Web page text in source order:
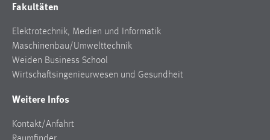
Fakultäten
Elektrotechnik, Medien und Informatik
Maschinenbau/Umwelttechnik
Weiden Business School
Wirtschaftsingenieurwesen und Gesundheit
Weitere Infos
Kontakt/Anfahrt
Anbieter:
Facebook
Zweck:
Conversion-Tracking
3 Monate